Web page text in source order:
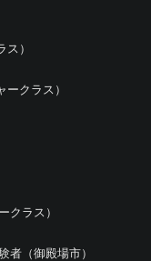
）
クラス）
クラス）
者（御殿場市）